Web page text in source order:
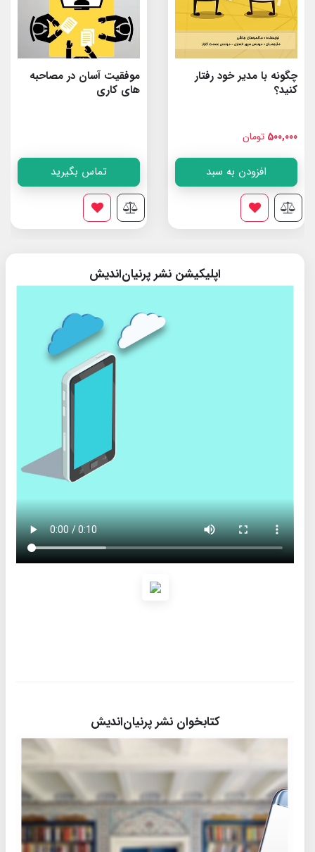
چگونه با مدیر خود رفتار
کنید؟
500,000 تومان
افزودن به سبد
موفقیت آسان در مصاحبه
های کاری
تماس بگیرید
اپلیکیشن نشر پرنیان‌اندیش
کتابخوان نشر پرنیان‌اندیش